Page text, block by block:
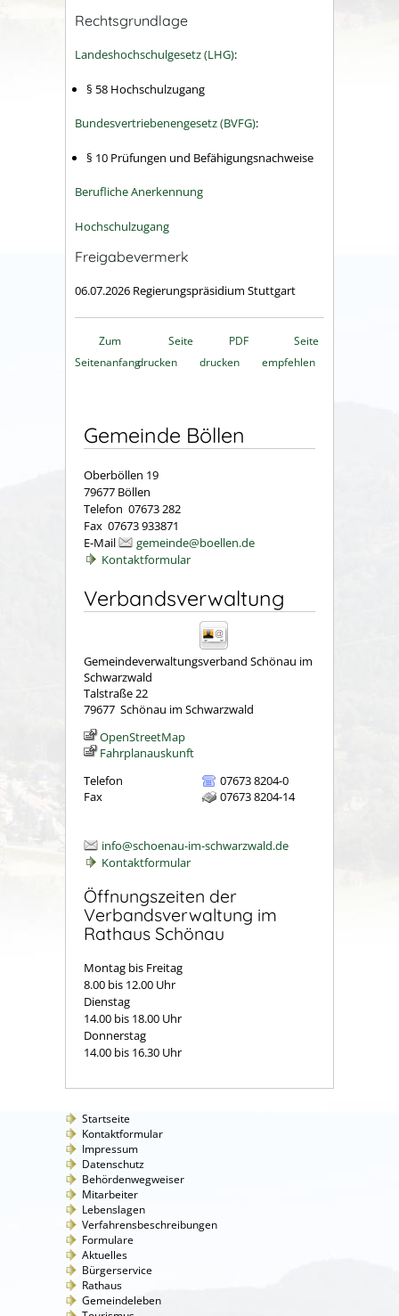
Rechtsgrundlage
Landeshochschulgesetz (LHG):
§ 58 Hochschulzugang
Bundesvertriebenengesetz (BVFG):
§ 10 Prüfungen und Befähigungsnachweise
Berufliche Anerkennung
Hochschulzugang
Freigabevermerk
06.07.2026 Regierungspräsidium Stuttgart
Zum
Seitenanfang
Seite
drucken
PDF
drucken
Seite
empfehlen
Gemeinde Böllen
Oberböllen 19
79677 Böllen
Telefon 07673 282
Fax 07673 933871
E-Mail
gemeinde@boellen.de
Kontaktformular
Verbandsverwaltung
Gemeindeverwaltungsverband Schönau im
Schwarzwald
Talstraße 22
79677 Schönau im Schwarzwald
OpenStreetMap
Fahrplanauskunft
Telefon
07673 8204-0
Fax
07673 8204-14
info@schoenau-im-schwarzwald.de
Kontaktformular
Öffnungszeiten der
Verbandsverwaltung im
Rathaus Schönau
Montag bis Freitag
8.00 bis 12.00 Uhr
Dienstag
14.00 bis 18.00 Uhr
Donnerstag
14.00 bis 16.30 Uhr
Startseite
Kontaktformular
Impressum
Datenschutz
Behördenwegweiser
Mitarbeiter
Lebenslagen
Verfahrensbeschreibungen
Formulare
Aktuelles
Bürgerservice
Rathaus
Gemeindeleben